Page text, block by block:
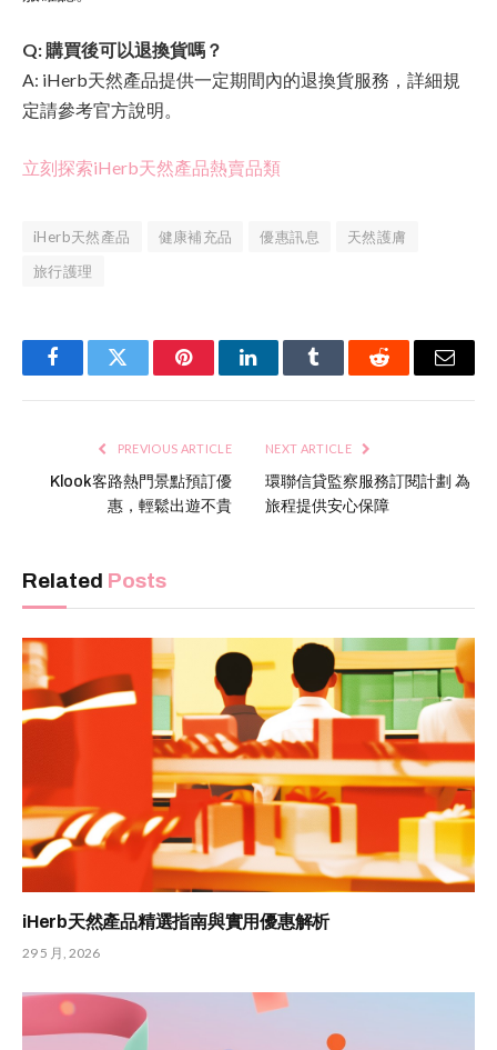
Q: 購買後可以退換貨嗎？
A: iHerb天然產品提供一定期間內的退換貨服務，詳細規
定請參考官方說明。
立刻探索iHerb天然產品熱賣品類
iHerb天然產品 健康補充品 優惠訊息
天然護膚
旅行護理
FacebookTwitter PinterestLinkedInTumblr Reddit Email
PREVIOUS ARTICLE
Klook客路熱門景點預訂優
惠，輕鬆出遊不貴
NEXT ARTICLE
環聯信貸監察服務訂閱計劃 為
旅程提供安心保障
Related Posts
iHerb天然產品精選指南與實用優惠解析
29 5 月, 2026